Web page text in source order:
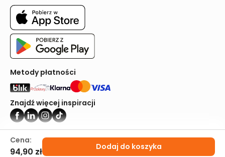
Cena:
94,90 zł Dodaj do koszyka
Metody płatności
Znajdź więcej inspiracji
Vilandy ©2024